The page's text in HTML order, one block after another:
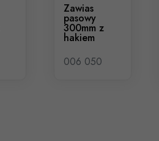
Zawias
pasowy
300mm z
hakiem
006 050